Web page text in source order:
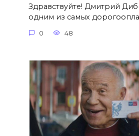
Здравствуйте! Дмитрий
одним из самых
0 48